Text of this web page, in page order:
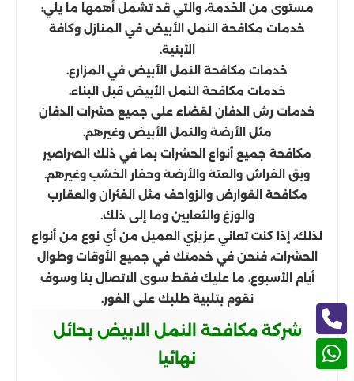
مستوى من الخدمة، والتي قد تشمل أهمها ما يلي:
خدمات مكافحة النمل الأبيض في المنازل وكافة
الأبنية.
خدمات مكافحة النمل الأبيض في المزارع.
خدمات مكافحة النمل الأبيض قبل البناء.
خدمات رش الدفان لقضاء على جميع حشرات الدفان
مثل الأرضة والنمل الأبيض وغيرهم.
مكافحة جميع أنواع الحشرات بما في ذلك الصراصير
وبق الفراش والعتة والأرضة وحفار الخشب وغيرهم.
مكافحة القوارض والزواحف مثل الفئران والعقارب
والوزغ والثعابين وما إلى ذلك.
لذلك، إذا كنت تعاني عزيزي العميل من أي نوع من أنواع
الحشرات، فنحن في خدمتك في جميع الأوقات وطوال
أيام الأسبوع، ما عليك فقط سوى الاتصال بنا وسوف
نقوم بتلبية طلبك على الفور.
شركة مكافحة النمل الابيض بحائل
نهائيا